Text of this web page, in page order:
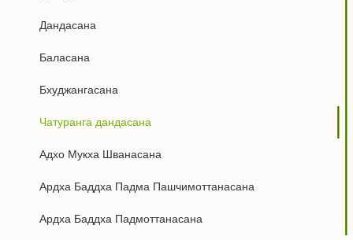
Дандасана
Баласана
Бхуджангасана
Чатуранга дандасана
Адхо Мукха Шванасана
Ардха Баддха Падма Пашчимоттанасана
Ардха Баддха Падмоттанасана